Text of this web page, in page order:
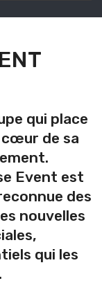
qui place
cœur de sa
Event est
des
nouvelles
qui les